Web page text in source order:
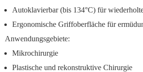
Autoklavierbar(bis 134°C) für
Ergonomische Griffoberfläche für
Anwendungsgebiete:
Mikrochirurgie
Plastische und rekonstruktive Chirurgie